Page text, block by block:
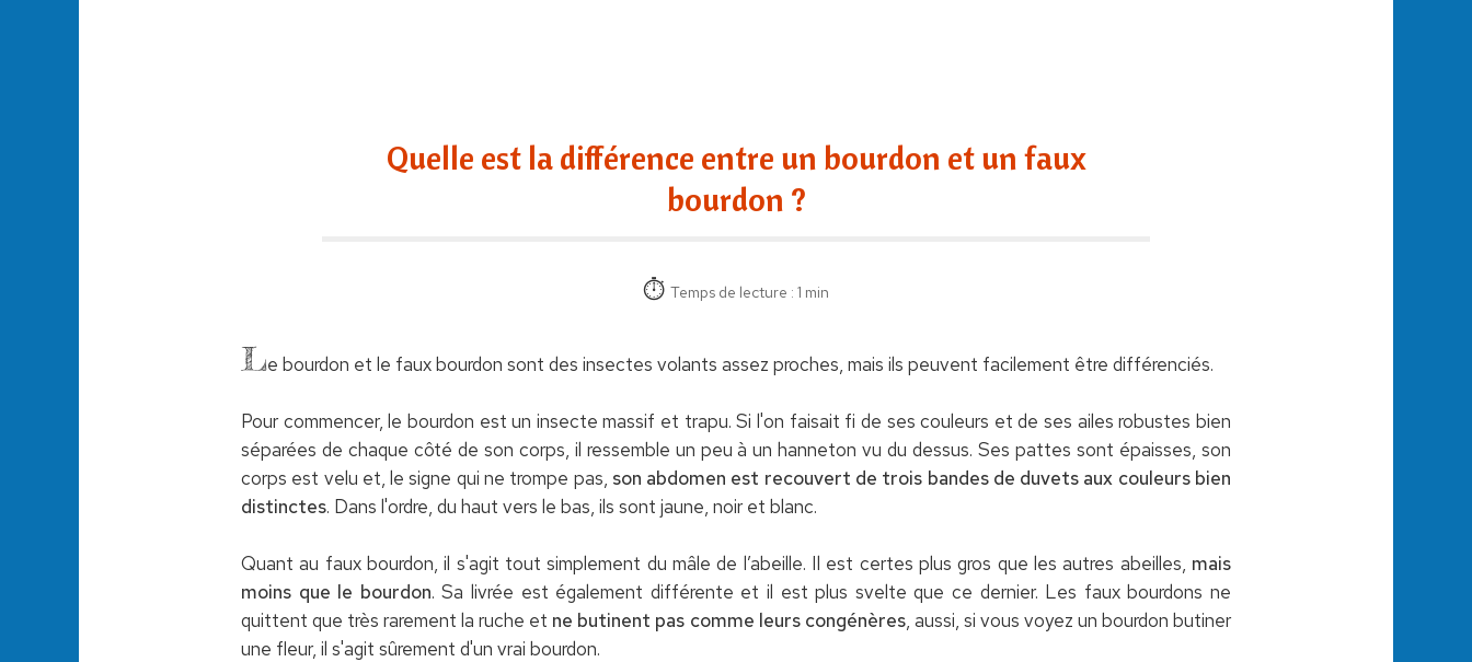
Quelle est la différence entre un bourdon et un faux
bourdon ?
Temps de lecture : 1 min
Le bourdon et le faux bourdon sont des insectes volants assez proches, mais ils peuvent facilement être différenciés.
Pour commencer, le bourdon est un insecte massif et trapu. Si l'on faisait fi de ses couleurs et de ses ailes robustes bien
séparées de chaque côté de son corps, il ressemble un peu à un hanneton vu du dessus. Ses pattes sont épaisses, son
corps est velu et, le signe qui ne trompe pas, son abdomen est recouvert de trois bandes de duvets aux couleurs bien
distinctes. Dans l'ordre, du haut vers le bas, ils sont jaune, noir et blanc.
Quant au faux bourdon, il s'agit tout simplement du mâle de l’abeille. Il est certes plus gros que les autres abeilles, mais
moins que le bourdon. Sa livrée est également différente et il est plus svelte que ce dernier. Les faux bourdons ne
quittent que très rarement la ruche et ne butinent pas comme leurs congénères, aussi, si vous voyez un bourdon butiner
une fleur, il s'agit sûrement d'un vrai bourdon.